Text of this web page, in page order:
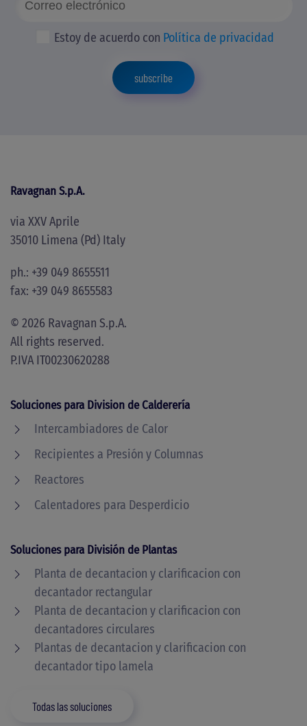
Estoy de acuerdo con Política de privacidad
subscribe
Ravagnan S.p.A.
via XXV Aprile
35010 Limena (Pd) Italy
ph.: +39 049 8655511
fax: +39 049 8655583
© 2026 Ravagnan S.p.A.
All rights reserved.
P.IVA IT00230620288
Soluciones para Division de Calderería
Intercambiadores de Calor
Recipientes a Presión y Columnas
Reactores
Calentadores para Desperdicio
Soluciones para División de Plantas
Planta de decantacion y clarificacion con
decantador rectangular
Planta de decantacion y clarificacion con
decantadores circulares
Plantas de decantacion y clarificacion con
decantador tipo lamela
Todas las soluciones